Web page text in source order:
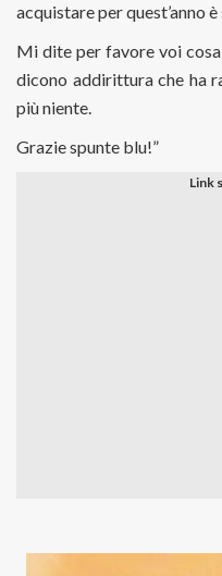
acquistare per quest’anno
Mi dite per favore voi cosa
dicono addirittura che ha
più niente.
Grazie spunte blu!”